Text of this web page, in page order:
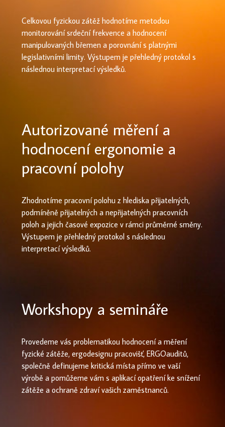
Celkovou fyzickou zátěž hodnotíme metodou
monitorování srdeční frekvence a hodnocení
manipulovaných břemen a porovnání s platnými
legislativními limity. Výstupem je přehledný protokol s
následnou interpretací výsledků.
Autorizované měření a
hodnocení ergonomie a
pracovní polohy
Zhodnotíme pracovní polohu z hlediska přijatelných,
podmíněně přijatelných a nepřijatelných pracovních
poloh a jejich časové expozice v rámci průměrné směny.
Výstupem je přehledný protokol s následnou
interpretací výsledků.
Workshopy a semináře
Provedeme vás problematikou hodnocení a měření
fyzické zátěže, ergodesignu pracovišť, ERGOauditů,
společně definujeme kritická místa přímo ve vaší
výrobě a pomůžeme vám s aplikací opatření ke snížení
zátěže a ochraně zdraví vašich zaměstnanců.